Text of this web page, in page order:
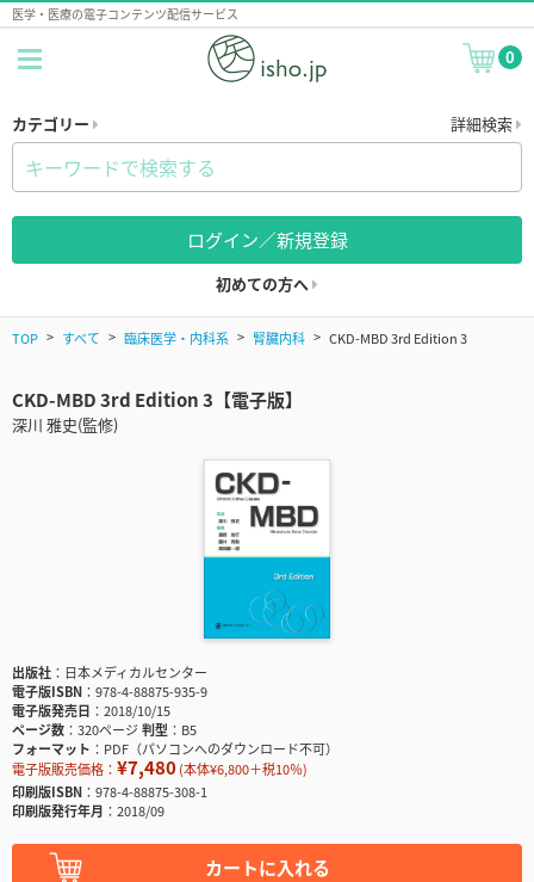
医学・医療の電子コンテンツ配信サービス
0
カテゴリー 詳細検索
ログイン／新規登録
初めての方へ
TOP すべて 臨床医学・内科系 腎臓内科 CKD-MBD 3rd Edition 3
CKD-MBD 3rd Edition 3【電子版】
深川 雅史(監修)
出版社
日本メディカルセンター
電子版ISBN
978-4-88875-935-9
電子版発売日
2018/10/15
ページ数
320ページ判型
B5
フォーマット
PDF（パソコンへのダウンロード不可）
電子版販売価格： ¥7,480(本体¥6,800＋税10％)
印刷版ISBN
978-4-88875-308-1
印刷版発行年月
2018/09
カートに入れる